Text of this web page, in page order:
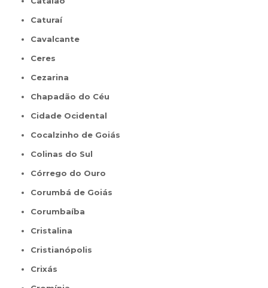
Caturaí
Cavalcante
Ceres
Cezarina
Chapadão do Céu
Cidade Ocidental
Cocalzinho de Goiás
Colinas do Sul
Córrego do Ouro
Corumbá de Goiás
Corumbaíba
Cristalina
Cristianópolis
Crixás